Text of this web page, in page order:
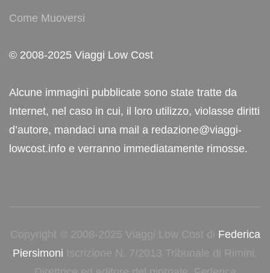
Come Muoversi
© 2008-2025 Viaggi Low Cost
Alcune immagini pubblicate sono state tratte da
Internet, nel caso in cui, il loro utilizzo, violasse diritti
d’autore, mandaci una mail a redazione@viaggi-
lowcost.info e verranno immediatamente rimosse.
Copyright © 2008-2025 Viaggi Low Cost di Federica
Piersimoni Iscrizione N. 7/2013 Tribunale di Rimini.